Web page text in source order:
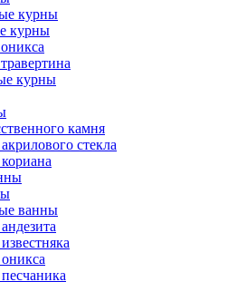
курны
курны
курны
камня
стекла
ванны